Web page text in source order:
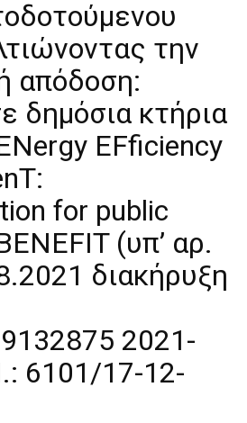
την
απόδοση:
δημόσια κτήρια
EFficiency
for public
(υπ’ αρ.
διακήρυξη
2021-
6101/17-12-